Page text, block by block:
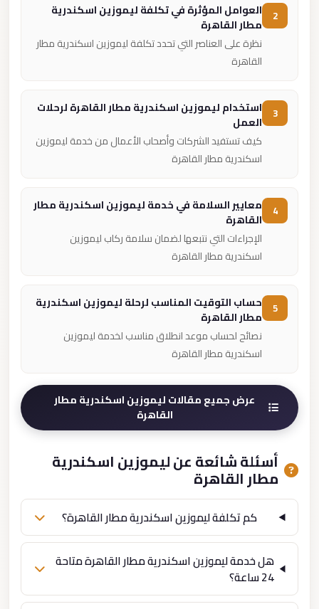
العوامل المؤثرة في تكلفة ليموزين اسكندرية
مطار القاهرة
نظرة على العناصر التي تحدد تكلفة ليموزين اسكندرية مطار
القاهرة
استخدام ليموزين اسكندرية مطار القاهرة لرحلات
العمل
كيف تستفيد الشركات وأصحاب الأعمال من خدمة ليموزين
اسكندرية مطار القاهرة
معايير السلامة في خدمة ليموزين اسكندرية مطار
القاهرة
الإجراءات التي نتبعها لضمان سلامة ركاب ليموزين
اسكندرية مطار القاهرة
حساب التوقيت المناسب لرحلة ليموزين اسكندرية
مطار القاهرة
نصائح لحساب موعد انطلاق مناسب لخدمة ليموزين
اسكندرية مطار القاهرة
عرض جميع مقالات ليموزين اسكندرية مطار
القاهرة
أسئلة شائعة عن ليموزين اسكندرية
مطار القاهرة
كم تكلفة ليموزين اسكندرية مطار القاهرة؟
هل خدمة ليموزين اسكندرية مطار القاهرة متاحة
24 ساعة؟